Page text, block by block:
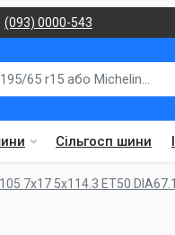
(093) 0000-543
Сільгосп шини
7x17 5x114.3 ET50